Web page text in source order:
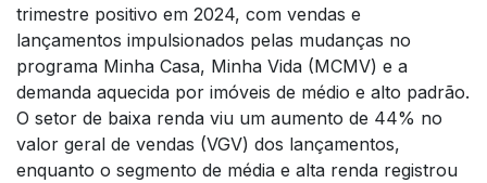
trimestre positivo em 2024, com vendas e
lançamentos impulsionados pelas mudanças no
programa Minha Casa, Minha Vida (MCMV) e a
demanda aquecida por imóveis de médio e alto padrão.
O setor de baixa renda viu um aumento de 44% no
valor geral de vendas (VGV) dos lançamentos,
enquanto o segmento de média e alta renda registrou